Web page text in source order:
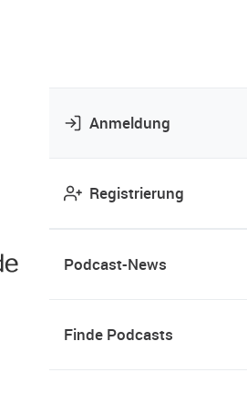
Anmeldung
Registrierung
Podcast-News
Finde Podcasts